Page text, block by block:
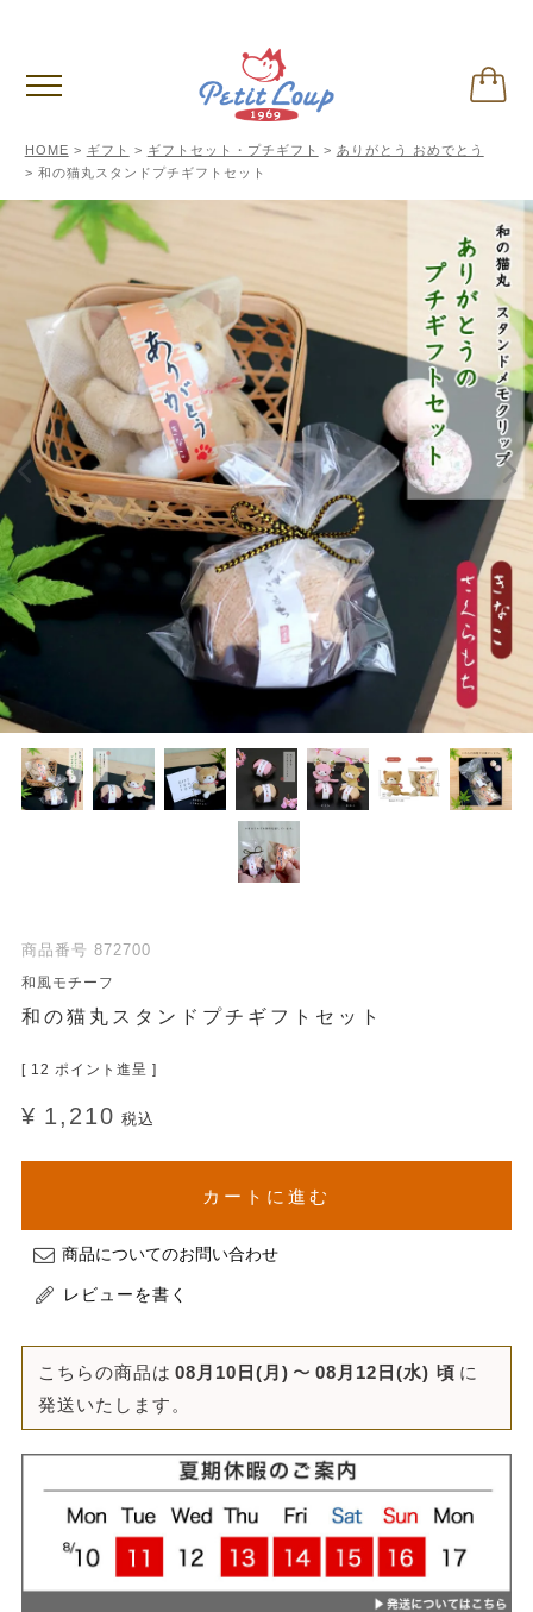
HOME ギフト ギフトセット・プチギフト
ありがとう おめでとう
和の猫丸スタンドプチギフトセット
商品番号 872700
和風モチーフ
和の猫丸スタンドプチギフトセット
[ 12 ポイント進呈 ]
¥ 1,210 税込
カートに進む
商品についてのお問い合わせ
レビューを書く
こちらの商品は 08月10日(月) 〜 08月12日(水) 頃 に
発送いたします。